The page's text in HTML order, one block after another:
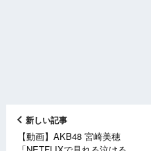
新しい記事
【動画】AKB48 宮崎美穂